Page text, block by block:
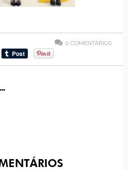
0 COMENTÁRIOS